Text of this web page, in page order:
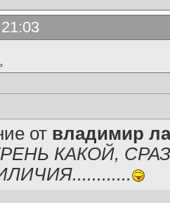
от владимир
КАКОЙ,